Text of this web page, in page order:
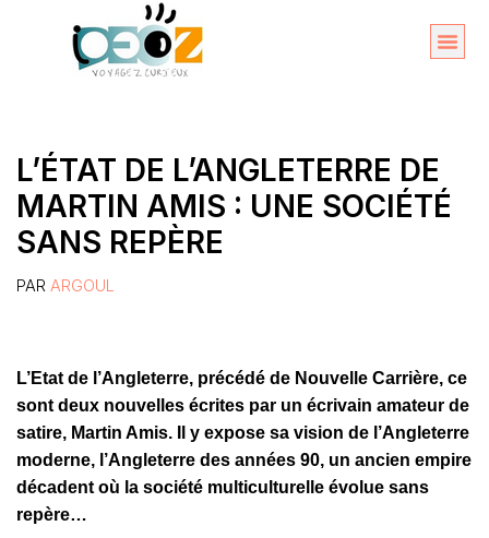
L’ÉTAT DE L’ANGLETERRE DE
MARTIN AMIS : UNE SOCIÉTÉ
SANS REPÈRE
PAR ARGOUL
L’Etat de l’Angleterre, précédé de Nouvelle Carrière, ce
sont deux nouvelles écrites par un écrivain amateur de
satire, Martin Amis. Il y expose sa vision de l’Angleterre
moderne, l’Angleterre des années 90, un ancien empire
décadent où la société multiculturelle évolue sans
repère…